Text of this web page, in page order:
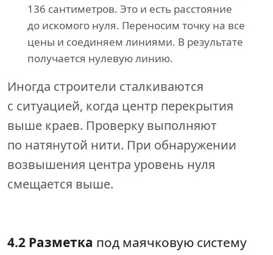
136 сантиметров. Это и есть расстояние
до искомого нуля. Переносим точку на все
цены и соединяем линиями. В результате
получается нулевую линию.
Иногда строители сталкиваются
с ситуацией, когда центр перекрытия
выше краев. Проверку выполняют
по натянутой нити. При обнаружении
возвышения центра уровень нуля
смещается выше.
4.2 Разметка под маячковую систему